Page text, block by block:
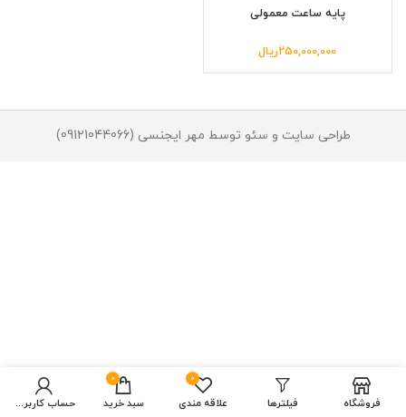
پایه ساعت معمولی
250,000,000ریال
طراحی سایت و سئو توسط مهر ایجنسی (09121044066)
فروشگاه فیلترها
0
علاقه مندی
0
سبد خرید حساب کاربری من